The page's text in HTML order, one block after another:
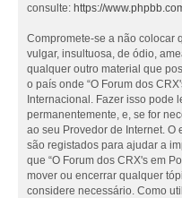
consulte: https://
Compromete-se a não colocar
vulgar, insultuosa, de ódio,
qualquer outro material que
o país onde “O Forum dos
Internacional. Fazer isso pode
permanentemente, e, se for
ao seu Provedor de Internet. O
são registados para ajudar a
que “O Forum dos CRX's em
mover ou encerrar qualquer
considere necessário. Como